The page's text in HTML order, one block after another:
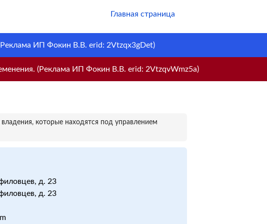
Главная страница
ИП Фокин В.В. erid: 2Vtzqx3gDet)
(Реклама ИП Фокин В.В. erid: 2VtzqvWmz5a)
которые находятся под управлением
д. 23
д. 23